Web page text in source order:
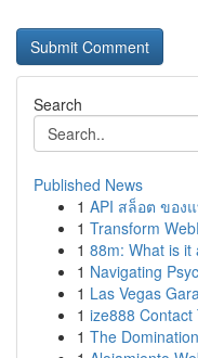
Search
Published News
1 API สล็อต ของ
1 Transform
1 88m: What is it
1 Navigating
1 Las Vegas
1 ize888 Contact
1 The